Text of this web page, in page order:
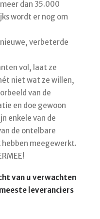
dan 35.000
wordt er nog om
verbeterde
vol, laat ze
niet wat ze willen,
van de
en doe gewoon
enkele van de
de ontelbare
meegewerkt.
van u verwachten
leveranciers